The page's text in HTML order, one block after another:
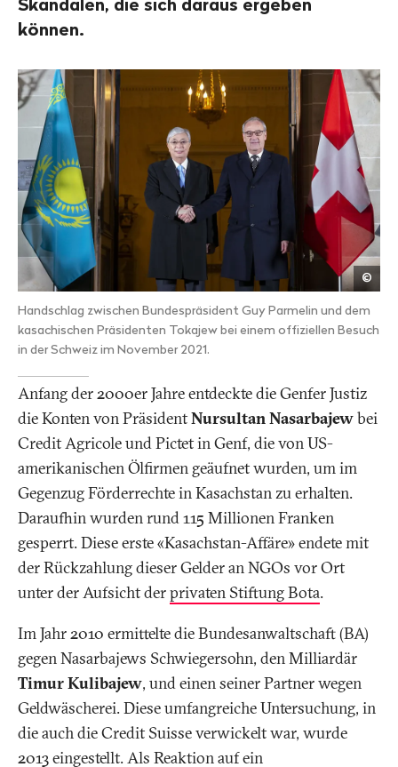
können.
©
Nolfi
Handschlag zwischen Bundespräsident Guy Parmelin und dem
kasachischen Präsidenten Tokajew bei einem offiziellen Besuch
in der Schweiz im November 2021.
Anfang der 2000er Jahre entdeckte die Genfer Justiz
die Konten von PräsidentNursultan Nasarbajewbei
Credit Agricole und Pictet in Genf, die von US-
amerikanischen Ölfirmen geäufnet wurden, um im
Gegenzug Förderrechte in Kasachstan zu erhalten.
Daraufhin wurden rund 115 Millionen Franken
gesperrt. Diese erste «Kasachstan-Affäre» endete mit
der Rückzahlung dieser Gelder an NGOs vor Ort
unter der Aufsicht derprivaten Stiftung Bota.
Im Jahr 2010 ermittelte die Bundesanwaltschaft (BA)
gegen Nasarbajews Schwiegersohn, den Milliardär
Timur Kulibajew, und einen seiner Partner wegen
Geldwäscherei. Diese umfangreiche Untersuchung, in
die auch die Credit Suisse verwickelt war, wurde
2013 eingestellt. Als Reaktion auf ein